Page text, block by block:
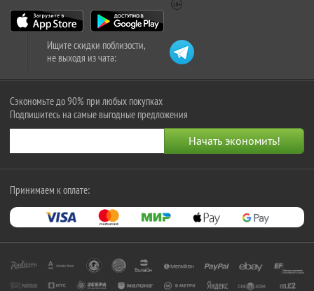
Ищите скидки поблизости,
не выходя из чата:
Сэкономьте до 90% при любых покупках
Подпишитесь на самые выгодные предложения
Принимаем к оплате: